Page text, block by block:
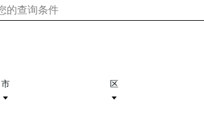
的查询条件
市 区